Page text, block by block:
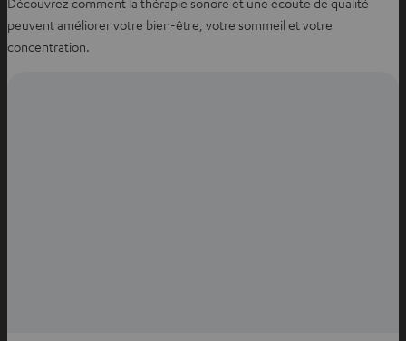
peuvent améliorer votre bien-être, votre sommeil et votre
concentration.